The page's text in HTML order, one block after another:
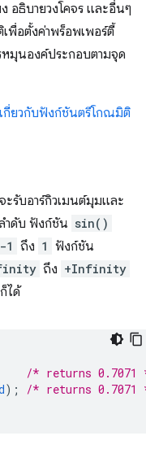
อธิบายวงโคจร และอื่นๆ
พื่อตั้งค่าพร็อพเพอร์ตี้
หมุนองค์ประกอบตามจุด
กี่ยวกับฟังก์ชันตรีโกณมิติ
จะรับอาร์กิวเมนต์มุมและ
ำดับ ฟังก์ชัน sin()
-1 ถึง 1 ฟังก์ชัน
ถึง +Infinity
ได้
/* returns 0.7071
);
/* returns 0.7071